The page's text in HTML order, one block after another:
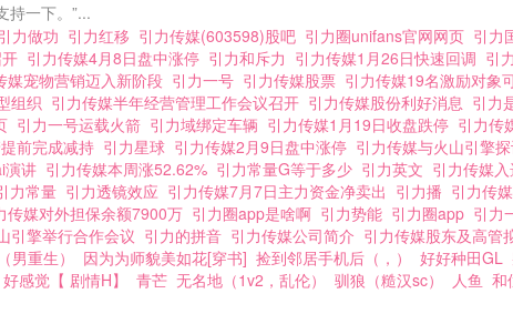
持一下。”...
力做功 引力红移 引力传媒(603598)股吧 引力圈unifans官网网页 引力
引力传媒4月8日盘中涨停 引力和斥力 引力传媒1月26日快速回调 引
媒宠物营销迈入新阶段 引力一号 引力传媒股票 引力传媒19名激励对象
组织 引力传媒半年经营管理工作会议召开 引力传媒股份利好消息 引力
引力一号运载火箭 引力域绑定车辆 引力传媒1月19日收盘跌停 引力传
前完成减持 引力星球 引力传媒2月9日盘中涨停 引力传媒与火山引擎
演讲 引力传媒本周涨52.62% 引力常量G等于多少 引力英文 引力传媒
力常量 引力透镜效应 引力传媒7月7日主力资金净卖出 引力播 引力传
传媒对外担保余额7900万 引力圈app是啥啊 引力势能 引力圈app 引力
引擎举行合作会议 引力的拼音 引力传媒公司简介 引力传媒股东及高管
男重生） 因为为师貌美如花[穿书] 捡到邻居手机后（，） 好好种田GL
好感觉【 剧情H】 青芒 无名地（1v2，乱伦） 驯狼（糙汉sc） 人鱼 和